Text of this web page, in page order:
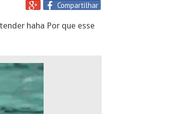
Compartilhar
haha Por que esse